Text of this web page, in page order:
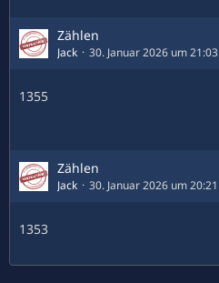
Zählen
Jack 30. Januar 2026 um 21:03
1355
Zählen
Jack 30. Januar 2026 um 20:21
1353